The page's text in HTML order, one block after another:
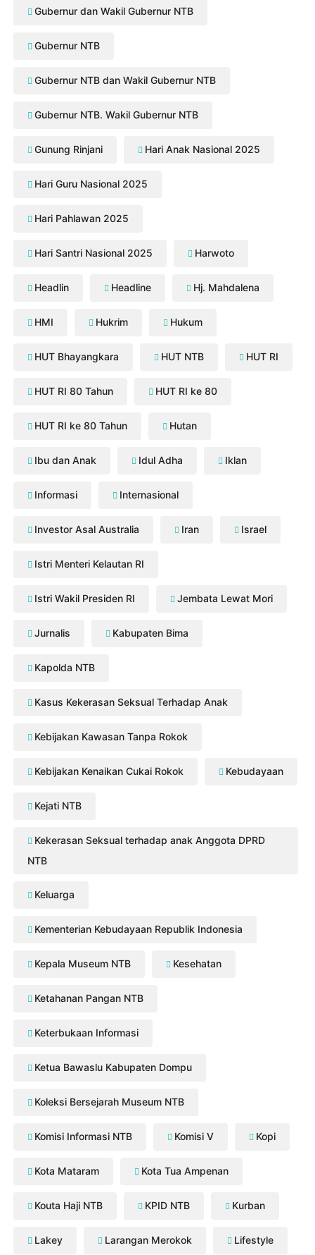
Gubernur dan Wakil Gubernur NTB
Gubernur NTB
Gubernur NTB dan Wakil Gubernur NTB
Gubernur NTB. Wakil Gubernur NTB
Gunung Rinjani Hari Anak Nasional 2025
Hari Guru Nasional 2025
Hari Pahlawan 2025
Hari Santri Nasional 2025 Harwoto
Headlin Headline Hj. Mahdalena
HMI Hukrim Hukum
HUT Bhayangkara HUT NTB HUT RI
HUT RI 80 Tahun HUT RI ke 80
HUT RI ke 80 Tahun Hutan
Ibu dan Anak Idul Adha Iklan
Informasi Internasional
Investor Asal Australia Iran Israel
Istri Menteri Kelautan RI
Istri Wakil Presiden RI Jembata Lewat Mori
Jurnalis Kabupaten Bima
Kapolda NTB
Kasus Kekerasan Seksual Terhadap Anak
Kebijakan Kawasan Tanpa Rokok
Kebijakan Kenaikan Cukai Rokok Kebudayaan
Kejati NTB
Kekerasan Seksual terhadap anak Anggota DPRD
NTB
Keluarga
Kementerian Kebudayaan Republik Indonesia
Kepala Museum NTB Kesehatan
Ketahanan Pangan NTB
Keterbukaan Informasi
Ketua Bawaslu Kabupaten Dompu
Koleksi Bersejarah Museum NTB
Komisi Informasi NTB Komisi V Kopi
Kota Mataram Kota Tua Ampenan
Kouta Haji NTB KPID NTB Kurban
Lakey Larangan Merokok Lifestyle